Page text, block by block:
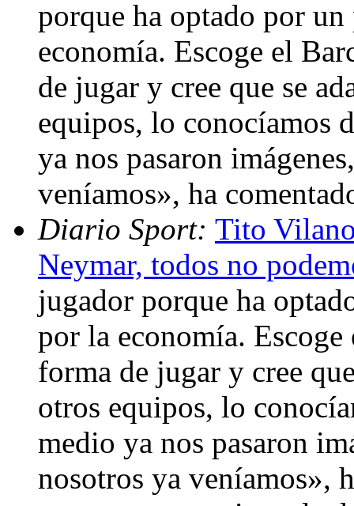
porque ha optado por
economía. Escoge el
de jugar y cree que se
equipos, lo conocíamos
ya nos pasaron
veníamos», ha
Diario Sport: Tito
Neymar, todos no
jugador porque ha
por la economía.
forma de jugar y cree
otros equipos, lo
medio ya nos pasaron
nosotros ya veníamos»,